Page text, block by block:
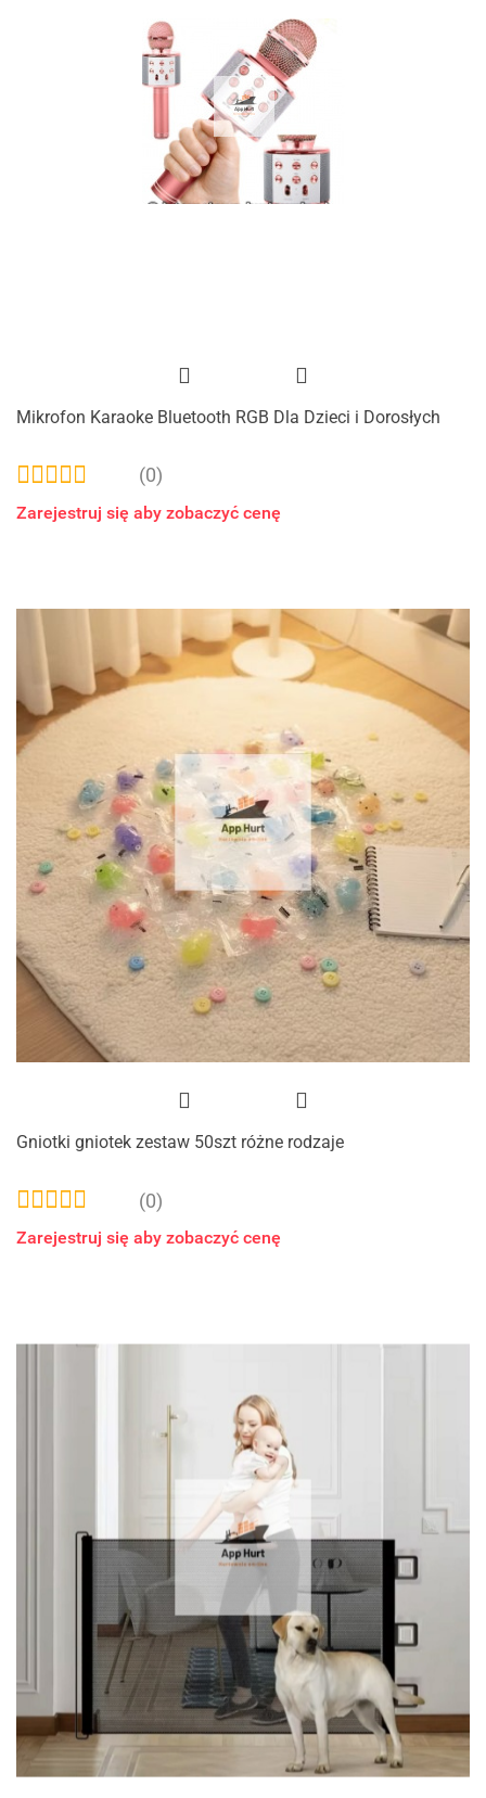
Mikrofon Karaoke Bluetooth RGB Dla Dzieci i Dorosłych
(0)
Zarejestruj się aby zobaczyć cenę
Gniotki gniotek zestaw 50szt różne rodzaje
(0)
Zarejestruj się aby zobaczyć cenę